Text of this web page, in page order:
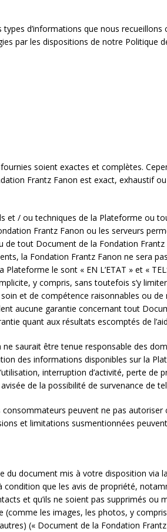
d’informations que nous
par les dispositions de notre Politique
soient exactes et complètes.
Frantz Fanon est exact, exhaustif
et / ou techniques de la Plateforme ou
Frantz Fanon ou les serveurs
tout Document de la Fondation
la Fondation Frantz Fanon ne sera
le sont « EN L’ETAT » et «
y compris, sans toutefois s’y
et de compétence raisonnables ou
aucune garantie concernant tout
quant aux résultats escomptés de
saurait être tenue responsable des
des informations disponibles sur la
interruption d’activité, perte de
de la possibilité de survenance de
peuvent ne pas
et limitations susmentionnées peuvent
document mis à votre disposition via
que les avis de propriété,
et qu’ils ne soient pas supprimés ou
les images, les photos, y
(« Document de la Fondation